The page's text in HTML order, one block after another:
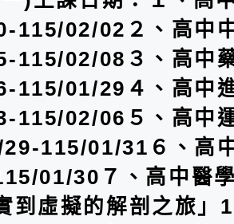
115/02/02２、高中
115/02/08３、高中
115/01/29４、高中
115/02/06５、高中
115/01/31６、高
01/30７、高中醫
到虛擬的解剖之旅」